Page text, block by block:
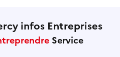
infos Entreprises
Service